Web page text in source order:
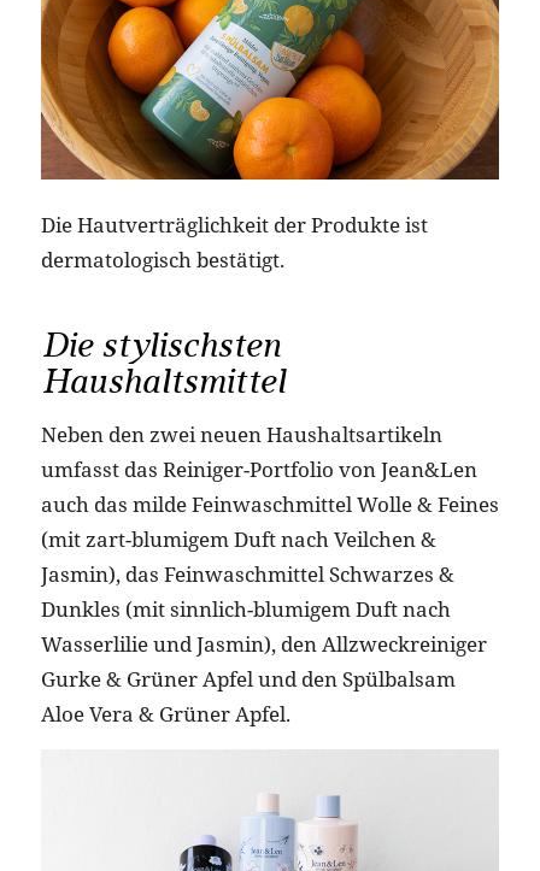
Die Hautverträglichkeit der Produkte ist
dermatologisch bestätigt.
Die stylischsten
Haushaltsmittel
Neben den zwei neuen Haushaltsartikeln
umfasst das Reiniger-Portfolio von Jean&Len
auch das milde Feinwaschmittel Wolle & Feines
(mit zart-blumigem Duft nach Veilchen &
Jasmin), das Feinwaschmittel Schwarzes &
Dunkles (mit sinnlich-blumigem Duft nach
Wasserlilie und Jasmin), den Allzweckreiniger
Gurke & Grüner Apfel und den Spülbalsam
Aloe Vera & Grüner Apfel.